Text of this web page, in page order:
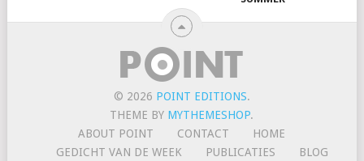
© 2026 POINT EDITIONS.
THEME BY MYTHEMESHOP.
ABOUT POINT
CONTACT
HOME
GEDICHT VAN DE WEEK
PUBLICATIES BLOG